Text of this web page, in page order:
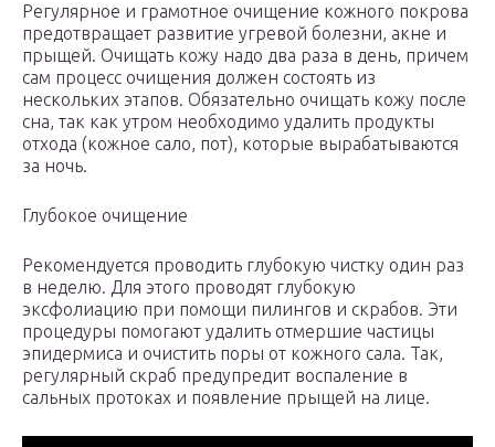
Регулярное и грамотное очищение кожного покрова
предотвращает развитие угревой болезни, акне и
прыщей. Очищать кожу надо два раза в день, причем
сам процесс очищения должен состоять из
нескольких этапов. Обязательно очищать кожу после
сна, так как утром необходимо удалить продукты
отхода (кожное сало, пот), которые вырабатываются
за ночь.
Глубокое очищение
Рекомендуется проводить глубокую чистку один раз
в неделю. Для этого проводят глубокую
эксфолиацию при помощи пилингов и скрабов. Эти
процедуры помогают удалить отмершие частицы
эпидермиса и очистить поры от кожного сала. Так,
регулярный скраб предупредит воспаление в
сальных протоках и появление прыщей на лице.